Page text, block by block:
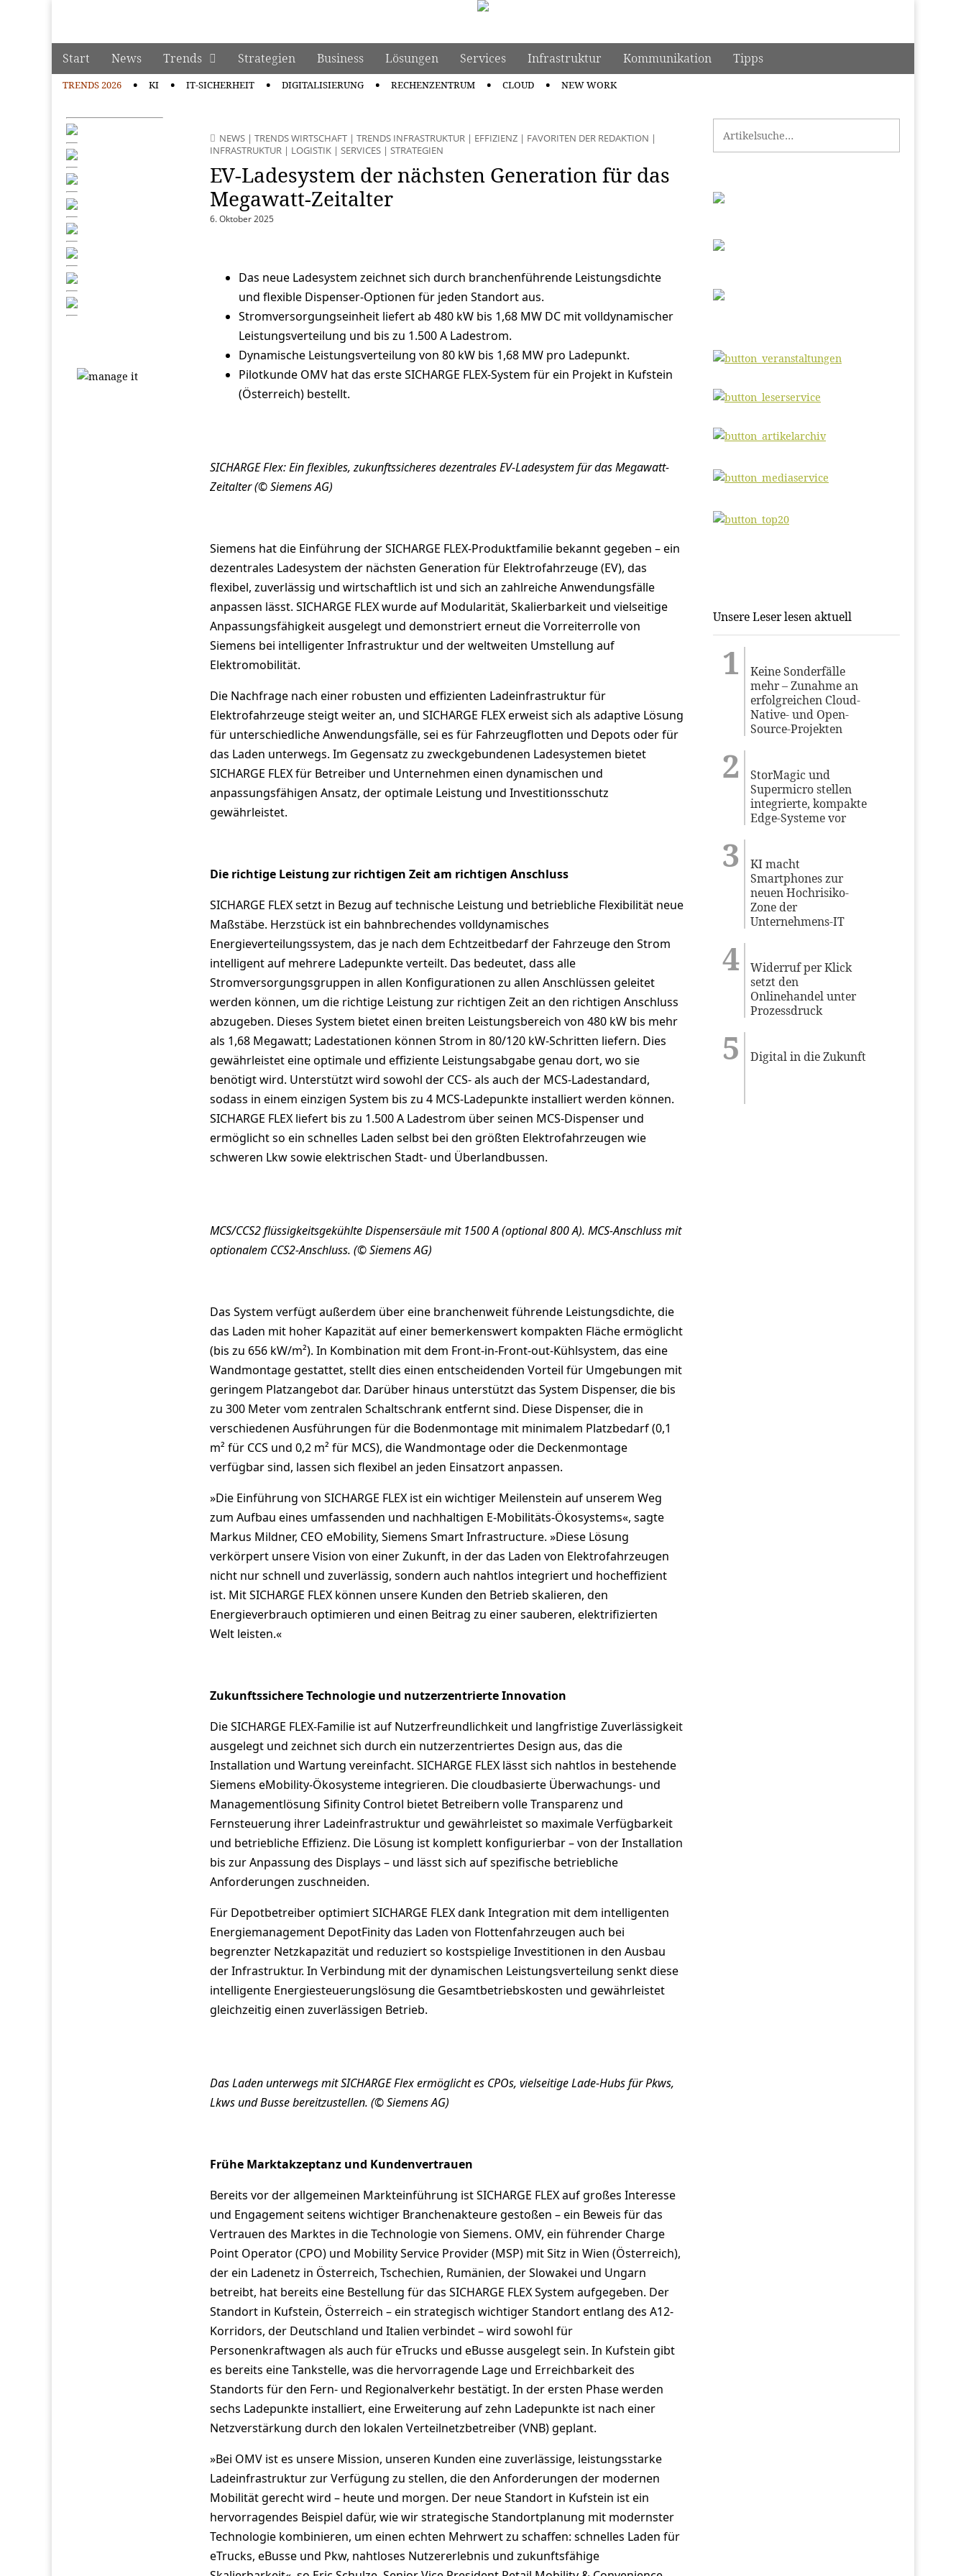
manage it
Main menu
Skip to content
Start News Trends Strategien Business Lösungen Services Infrastruktur Kommunikation Tipps
TRENDS 2026 KI IT-SICHERHEIT DIGITALISIERUNG RECHENZENTRUM CLOUD NEW WORK
NEWS| TRENDS WIRTSCHAFT| TRENDS INFRASTRUKTUR| EFFIZIENZ| FAVORITEN DER REDAKTION |
INFRASTRUKTUR| LOGISTIK| SERVICES| STRATEGIEN
EV-Ladesystem der nächsten Generation für das
Megawatt-Zeitalter
6. Oktober 2025
Das neue Ladesystem zeichnet sich durch branchenführende Leistungsdichte
und flexible Dispenser-Optionen für jeden Standort aus.
Stromversorgungseinheit liefert ab 480 kW bis 1,68 MW DC mit volldynamischer
Leistungsverteilung und bis zu 1.500 A Ladestrom.
Dynamische Leistungsverteilung von 80 kW bis 1,68 MW pro Ladepunkt.
Pilotkunde OMV hat das erste SICHARGE FLEX-System für ein Projekt in Kufstein
(Österreich) bestellt.
SICHARGE Flex: Ein flexibles, zukunftssicheres dezentrales EV-Ladesystem für das Megawatt-
Zeitalter (© Siemens AG)
Siemens hat die Einführung der SICHARGE FLEX-Produktfamilie bekannt gegeben – ein
dezentrales Ladesystem der nächsten Generation für Elektrofahrzeuge (EV), das
flexibel, zuverlässig und wirtschaftlich ist und sich an zahlreiche Anwendungsfälle
anpassen lässt. SICHARGE FLEX wurde auf Modularität, Skalierbarkeit und vielseitige
Anpassungsfähigkeit ausgelegt und demonstriert erneut die Vorreiterrolle von
Siemens bei intelligenter Infrastruktur und der weltweiten Umstellung auf
Elektromobilität.
Die Nachfrage nach einer robusten und effizienten Ladeinfrastruktur für
Elektrofahrzeuge steigt weiter an, und SICHARGE FLEX erweist sich als adaptive Lösung
für unterschiedliche Anwendungsfälle, sei es für Fahrzeugflotten und Depots oder für
das Laden unterwegs. Im Gegensatz zu zweckgebundenen Ladesystemen bietet
SICHARGE FLEX für Betreiber und Unternehmen einen dynamischen und
anpassungsfähigen Ansatz, der optimale Leistung und Investitionsschutz
gewährleistet.
Die richtige Leistung zur richtigen Zeit am richtigen Anschluss
SICHARGE FLEX setzt in Bezug auf technische Leistung und betriebliche Flexibilität neue
Maßstäbe. Herzstück ist ein bahnbrechendes volldynamisches
Energieverteilungssystem, das je nach dem Echtzeitbedarf der Fahrzeuge den Strom
intelligent auf mehrere Ladepunkte verteilt. Das bedeutet, dass alle
Stromversorgungsgruppen in allen Konfigurationen zu allen Anschlüssen geleitet
werden können, um die richtige Leistung zur richtigen Zeit an den richtigen Anschluss
abzugeben. Dieses System bietet einen breiten Leistungsbereich von 480 kW bis mehr
als 1,68 Megawatt; Ladestationen können Strom in 80/120 kW-Schritten liefern. Dies
gewährleistet eine optimale und effiziente Leistungsabgabe genau dort, wo sie
benötigt wird. Unterstützt wird sowohl der CCS- als auch der MCS-Ladestandard,
sodass in einem einzigen System bis zu 4 MCS-Ladepunkte installiert werden können.
SICHARGE FLEX liefert bis zu 1.500 A Ladestrom über seinen MCS-Dispenser und
ermöglicht so ein schnelles Laden selbst bei den größten Elektrofahrzeugen wie
schweren Lkw sowie elektrischen Stadt- und Überlandbussen.
MCS/CCS2 flüssigkeitsgekühlte Dispensersäule mit 1500 A (optional 800 A). MCS-Anschluss mit
optionalem CCS2-Anschluss. (© Siemens AG)
Das System verfügt außerdem über eine branchenweit führende Leistungsdichte, die
das Laden mit hoher Kapazität auf einer bemerkenswert kompakten Fläche ermöglicht
(bis zu 656 kW/m²). In Kombination mit dem Front-in-Front-out-Kühlsystem, das eine
Wandmontage gestattet, stellt dies einen entscheidenden Vorteil für Umgebungen mit
geringem Platzangebot dar. Darüber hinaus unterstützt das System Dispenser, die bis
zu 300 Meter vom zentralen Schaltschrank entfernt sind. Diese Dispenser, die in
verschiedenen Ausführungen für die Bodenmontage mit minimalem Platzbedarf (0,1
m² für CCS und 0,2 m² für MCS), die Wandmontage oder die Deckenmontage
verfügbar sind, lassen sich flexibel an jeden Einsatzort anpassen.
»Die Einführung von SICHARGE FLEX ist ein wichtiger Meilenstein auf unserem Weg
zum Aufbau eines umfassenden und nachhaltigen E-Mobilitäts-Ökosystems«, sagte
Markus Mildner, CEO eMobility, Siemens Smart Infrastructure. »Diese Lösung
verkörpert unsere Vision von einer Zukunft, in der das Laden von Elektrofahrzeugen
nicht nur schnell und zuverlässig, sondern auch nahtlos integriert und hocheffizient
ist. Mit SICHARGE FLEX können unsere Kunden den Betrieb skalieren, den
Energieverbrauch optimieren und einen Beitrag zu einer sauberen, elektrifizierten
Welt leisten.«
Zukunftssichere Technologie und nutzerzentrierte Innovation
Die SICHARGE FLEX-Familie ist auf Nutzerfreundlichkeit und langfristige Zuverlässigkeit
ausgelegt und zeichnet sich durch ein nutzerzentriertes Design aus, das die
Installation und Wartung vereinfacht. SICHARGE FLEX lässt sich nahtlos in bestehende
Siemens eMobility-Ökosysteme integrieren. Die cloudbasierte Überwachungs- und
Managementlösung Sifinity Control bietet Betreibern volle Transparenz und
Fernsteuerung ihrer Ladeinfrastruktur und gewährleistet so maximale Verfügbarkeit
und betriebliche Effizienz. Die Lösung ist komplett konfigurierbar – von der Installation
bis zur Anpassung des Displays – und lässt sich auf spezifische betriebliche
Anforderungen zuschneiden.
Für Depotbetreiber optimiert SICHARGE FLEX dank Integration mit dem intelligenten
Energiemanagement DepotFinity das Laden von Flottenfahrzeugen auch bei
begrenzter Netzkapazität und reduziert so kostspielige Investitionen in den Ausbau
der Infrastruktur. In Verbindung mit der dynamischen Leistungsverteilung senkt diese
intelligente Energiesteuerungslösung die Gesamtbetriebskosten und gewährleistet
gleichzeitig einen zuverlässigen Betrieb.
Das Laden unterwegs mit SICHARGE Flex ermöglicht es CPOs, vielseitige Lade-Hubs für Pkws,
Lkws und Busse bereitzustellen. (© Siemens AG)
Frühe Marktakzeptanz und Kundenvertrauen
Bereits vor der allgemeinen Markteinführung ist SICHARGE FLEX auf großes Interesse
und Engagement seitens wichtiger Branchenakteure gestoßen – ein Beweis für das
Vertrauen des Marktes in die Technologie von Siemens. OMV, ein führender Charge
Point Operator (CPO) und Mobility Service Provider (MSP) mit Sitz in Wien (Österreich),
der ein Ladenetz in Österreich, Tschechien, Rumänien, der Slowakei und Ungarn
betreibt, hat bereits eine Bestellung für das SICHARGE FLEX System aufgegeben. Der
Standort in Kufstein, Österreich – ein strategisch wichtiger Standort entlang des A12-
Korridors, der Deutschland und Italien verbindet – wird sowohl für
Personenkraftwagen als auch für eTrucks und eBusse ausgelegt sein. In Kufstein gibt
es bereits eine Tankstelle, was die hervorragende Lage und Erreichbarkeit des
Standorts für den Fern- und Regionalverkehr bestätigt. In der ersten Phase werden
sechs Ladepunkte installiert, eine Erweiterung auf zehn Ladepunkte ist nach einer
Netzverstärkung durch den lokalen Verteilnetzbetreiber (VNB) geplant.
»Bei OMV ist es unsere Mission, unseren Kunden eine zuverlässige, leistungsstarke
Ladeinfrastruktur zur Verfügung zu stellen, die den Anforderungen der modernen
Mobilität gerecht wird – heute und morgen. Der neue Standort in Kufstein ist ein
hervorragendes Beispiel dafür, wie wir strategische Standortplanung mit modernster
Technologie kombinieren, um einen echten Mehrwert zu schaffen: schnelles Laden für
eTrucks, eBusse und Pkw, nahtloses Nutzererlebnis und zukunftsfähige
Unsere Leser lesen aktuell
Keine Sonderfälle
mehr – Zunahme an
erfolgreichen Cloud-
Native- und Open-
Source-Projekten
StorMagic und
Supermicro stellen
integrierte, kompakte
Edge-Systeme vor
KI macht
Smartphones zur
neuen Hochrisiko-
Zone der
Unternehmens-IT
Widerruf per Klick
setzt den
Onlinehandel unter
Prozessdruck
Digital in die Zukunft